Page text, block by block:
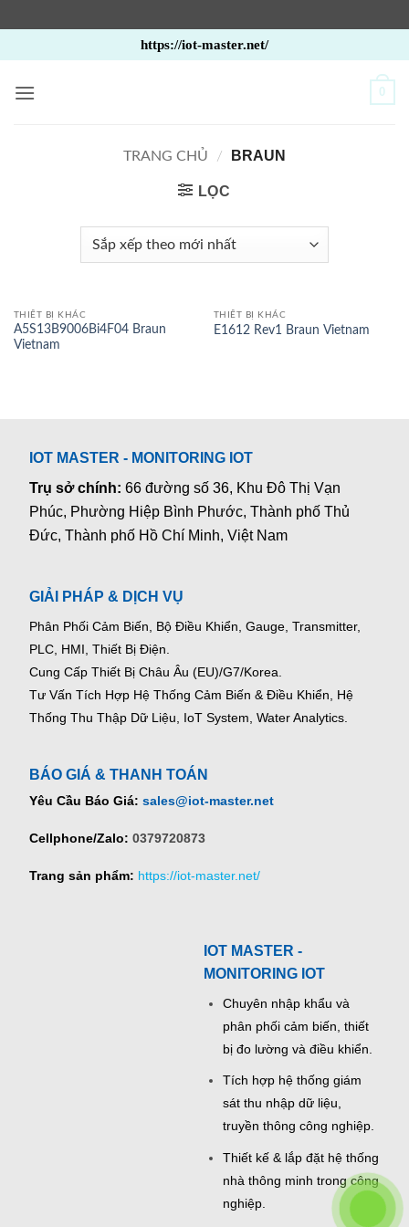
qua
nội
https://iot-master.net/
0
TRANG CHỦ / BRAUN
LỌC
THIẾT BỊ KHÁC
A5S13B9006Bi4F04 Braun
Vietnam
THIẾT BỊ KHÁC
E1612 Rev1 Braun Vietnam
IOT MASTER - MONITORING IOT
Trụ sở chính:66 đường số 36, Khu Đô Thị Vạn
Phúc, Phường Hiệp Bình Phước, Thành phố Thủ
Đức, Thành phố Hồ Chí Minh, Việt Nam
GIẢI PHÁP & DỊCH VỤ
Phân Phối Cảm Biến, Bộ Điều Khiển, Gauge, Transmitter,
PLC, HMI, Thiết Bị Điện.
Cung Cấp Thiết Bị Châu Âu (EU)/G7/Korea.
Tư Vấn Tích Hợp Hệ Thống Cảm Biến & Điều Khiển, Hệ
Thống Thu Thập Dữ Liệu, IoT System, Water Analytics.
BÁO GIÁ & THANH TOÁN
Yêu Cầu Báo Giá: sales@iot-master.net
Cellphone/Zalo: 0379720873
Trang sản phẩm: https://iot-master.net/
IOT MASTER -
MONITORING IOT
Chuyên nhập khẩu và
phân phối cảm biến, thiết
bị đo lường và điều khiển.
Tích hợp hệ thống giám
sát thu nhập dữ liệu,
truyền thông công nghiệp.
Thiết kế & lắp đặt hệ thống
nhà thông minh trong công
nghiệp.